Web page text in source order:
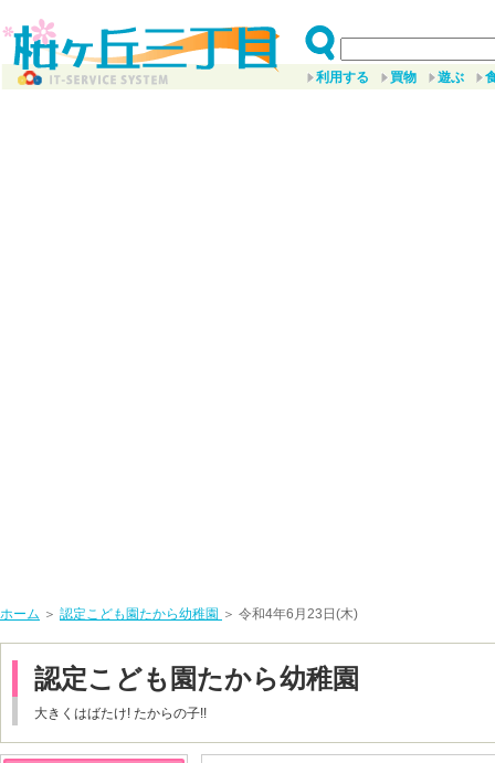
利用する 買物 遊ぶ
ホーム ＞ 認定こども園たから幼稚園 ＞ 令和4年6月23日(木)
認定こども園たから幼稚園
大きくはばたけ! たからの子!!